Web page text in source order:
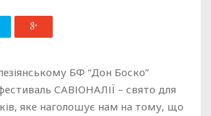
БФ “Дон Боско”
САВІОНАЛІЇ – свято для
яке наголошує нам на тому, що